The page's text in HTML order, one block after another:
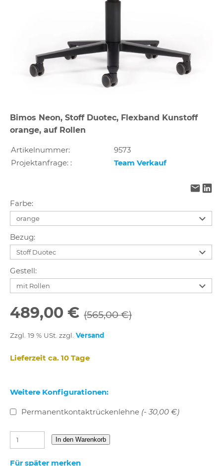
Bimos Neon, Stoff Duotec, Flexband Kunstoff
orange, auf Rollen
Artikelnummer:
9573
Projektanfrage: :
Team Verkauf
Farbe:
Bezug:
Gestell:
489,00 € (565,00 €)
Zzgl. 19 % USt. zzgl. Versand
Lieferzeit ca. 10 Tage
Weitere Konfigurationen:
Permanentkontaktrückenlehne (- 30,00 €)
In den Warenkorb
Für später merken